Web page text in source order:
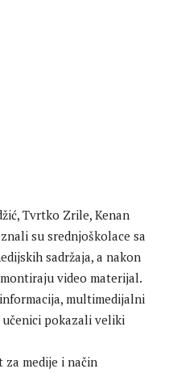
Tvrtko Zrile, Kenan
su srednjoškolace sa
sadržaja, a nakon
video materijal.
multimedijalni
učenici pokazali veliki
za medije i način